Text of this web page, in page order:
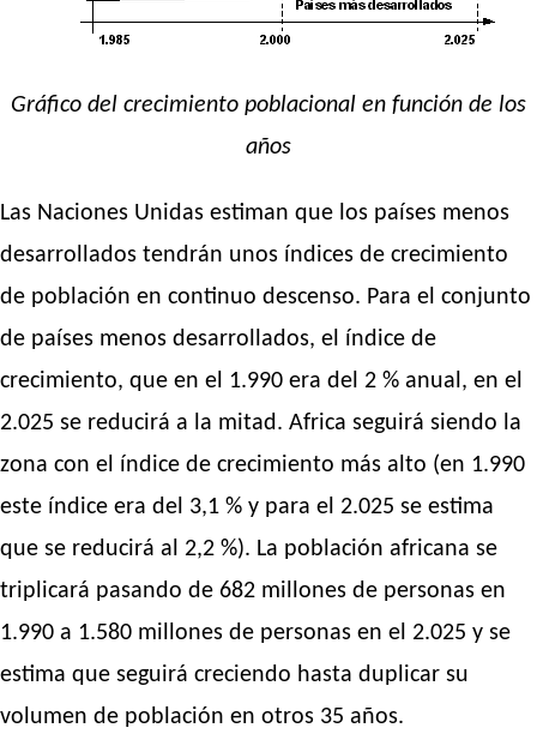
Gráfico del crecimiento poblacional en función de los
años
Las Naciones Unidas estiman que los países menos
desarrollados tendrán unos índices de crecimiento
de población en continuo descenso. Para el conjunto
de países menos desarrollados, el índice de
crecimiento, que en el 1.990 era del 2 % anual, en el
2.025 se reducirá a la mitad. Africa seguirá siendo la
zona con el índice de crecimiento más alto (en 1.990
este índice era del 3,1 % y para el 2.025 se estima
que se reducirá al 2,2 %). La población africana se
triplicará pasando de 682 millones de personas en
1.990 a 1.580 millones de personas en el 2.025 y se
estima que seguirá creciendo hasta duplicar su
volumen de población en otros 35 años.